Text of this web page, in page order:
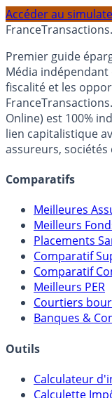
profil et horizon de
France
Premier guide
Média
fiscalité et les
Online) est 100%
assureurs, sociétés
Comparatifs
Meilleures
Meilleurs
Placements
Comparatif
Comparatif
Meilleurs PER
Banques &
Outils